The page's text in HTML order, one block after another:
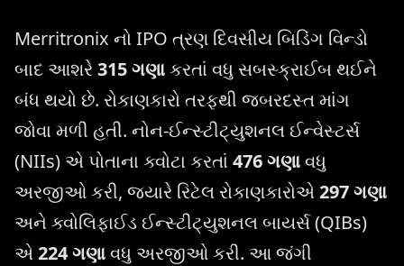
Merritronix નો IPO ત્રણ દિવસીય બિડિંગ વિન્ડો
બાદ આશરે315 ગણાકરતાં વધુ સબસ્ક્રાઈબ થઈને
બંધ થયો છે. રોકાણકારો તરફથી જબરદસ્ત માંગ
જોવા મળી હતી. નોન-ઈન્સ્ટીટ્યુશનલ ઈન્વેસ્ટર્સ
(NIIs) એ પોતાના ક્વોટા કરતાં 476 ગણાવધુ
અરજીઓ કરી, જ્યારે રિટેલ રોકાણકારોએ297 ગણા
અને ક્વોલિફાઈડ ઈન્સ્ટીટ્યુશનલ બાયર્સ (QIBs)
એ224 ગણાવધુ અરજીઓ કરી. આ જંગી